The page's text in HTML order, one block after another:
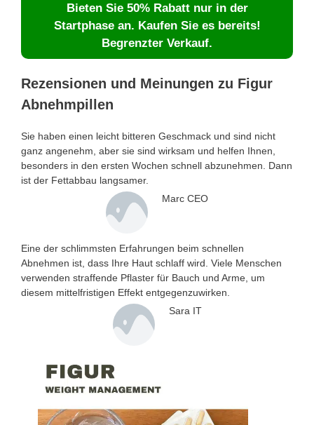
Bieten Sie 50% Rabatt nur in der
Startphase an. Kaufen Sie es bereits!
Begrenzter Verkauf.
Rezensionen und Meinungen zu Figur
Abnehmpillen
Sie haben einen leicht bitteren Geschmack und sind nicht
ganz angenehm, aber sie sind wirksam und helfen Ihnen,
besonders in den ersten Wochen schnell abzunehmen. Dann
ist der Fettabbau langsamer.
Marc CEO
Eine der schlimmsten Erfahrungen beim schnellen
Abnehmen ist, dass Ihre Haut schlaff wird. Viele Menschen
verwenden straffende Pflaster für Bauch und Arme, um
diesem mittelfristigen Effekt entgegenzuwirken.
Sara IT